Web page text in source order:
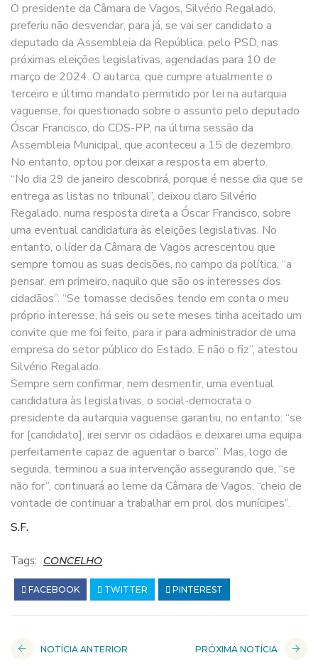
O presidente da Câmara de Vagos, Silvério Regalado,
preferiu não desvendar, para já, se vai ser candidato a
deputado da Assembleia da República, pelo PSD, nas
próximas eleições legislativas, agendadas para 10 de
março de 2024. O autarca, que cumpre atualmente o
terceiro e último mandato permitido por lei na autarquia
vaguense, foi questionado sobre o assunto pelo deputado
Óscar Francisco, do CDS-PP, na última sessão da
Assembleia Municipal, que aconteceu a 15 de dezembro.
No entanto, optou por deixar a resposta em aberto.
“No dia 29 de janeiro descobrirá, porque é nesse dia que se
entrega as listas no tribunal”, deixou claro Silvério
Regalado, numa resposta direta a Óscar Francisco, sobre
uma eventual candidatura às eleições legislativas. No
entanto, o líder da Câmara de Vagos acrescentou que
sempre tomou as suas decisões, no campo da política, “a
pensar, em primeiro, naquilo que são os interesses dos
cidadãos”. “Se tomasse decisões tendo em conta o meu
próprio interesse, há seis ou sete meses tinha aceitado um
convite que me foi feito, para ir para administrador de uma
empresa do setor público do Estado. E não o fiz”, atestou
Silvério Regalado.
Sempre sem confirmar, nem desmentir, uma eventual
candidatura às legislativas, o social-democrata o
presidente da autarquia vaguense garantiu, no entanto: “se
for [candidato], irei servir os cidadãos e deixarei uma equipa
perfeitamente capaz de aguentar o barco”. Mas, logo de
seguida, terminou a sua intervenção assegurando que, “se
não for”, continuará ao leme da Câmara de Vagos, “cheio de
vontade de continuar a trabalhar em prol dos munícipes”.
S.F.
Tags: CONCELHO
FACEBOOK TWITTER PINTEREST
NOTÍCIA ANTERIOR PRÓXIMA NOTÍCIA